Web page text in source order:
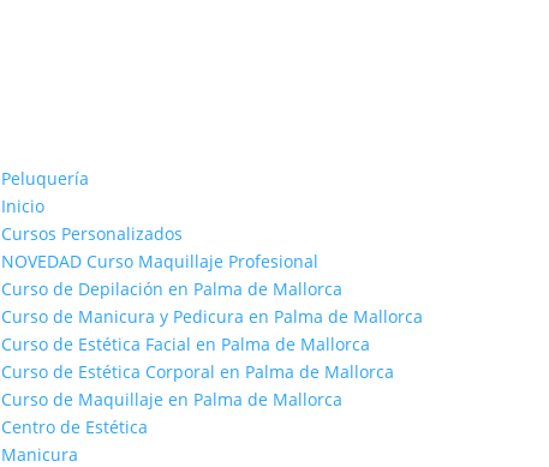
Peluquería
Inicio
Cursos Personalizados
NOVEDAD Curso Maquillaje Profesional
Curso de Depilación en Palma de Mallorca
Curso de Manicura y Pedicura en Palma de Mallorca
Curso de Estética Facial en Palma de Mallorca
Curso de Estética Corporal en Palma de Mallorca
Curso de Maquillaje en Palma de Mallorca
Centro de Estética
Manicura